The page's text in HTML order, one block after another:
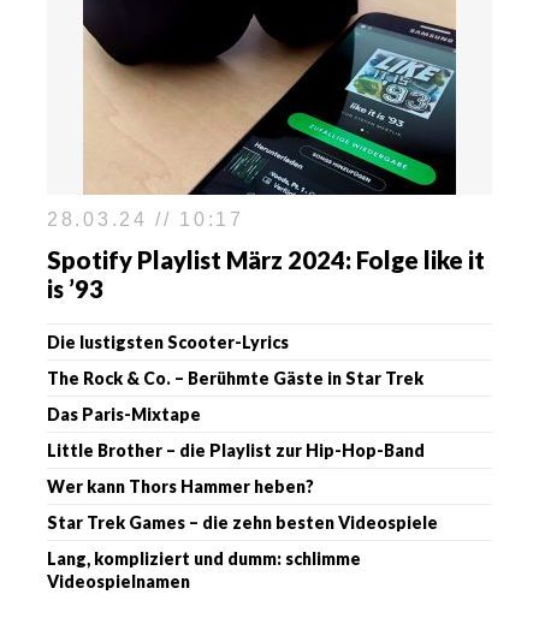
28.03.24 // 10:17
Spotify Playlist März 2024: Folge like it
is ’93
Die lustigsten Scooter-Lyrics
The Rock & Co. – Berühmte Gäste in Star Trek
Das Paris-Mixtape
Little Brother – die Playlist zur Hip-Hop-Band
Wer kann Thors Hammer heben?
Star Trek Games – die zehn besten Videospiele
Lang, kompliziert und dumm: schlimme
Videospielnamen